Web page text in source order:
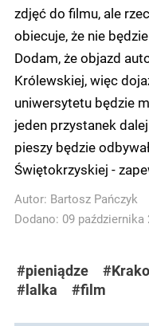
zdjęć do filmu, ale
obiecuje, że nie
Dodam, że objazd
Królewskiej, więc
uniwersytetu będzie
jeden przystanek
pieszy będzie
Świętokrzyskiej -
Autor: Bartosz Pańczyk
Dodano: 09 października
#pieniądze
#lalka
#film